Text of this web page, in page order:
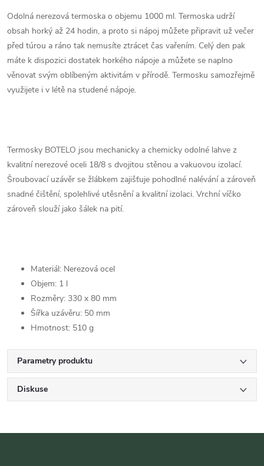
Odolná nerezová termoska o objemu 1000 ml. Termoska udrží
obsah horký až 24 hodin, a proto si nápoj můžete připravit už večer
před túrou a ráno tak nemusíte ztrácet čas vařením. Celý den pak
máte k dispozici dostatek horkého nápoje a můžete se naplno
věnovat svým oblíbeným aktivitám v přírodě. Termosku samozřejmě
využijete i v létě na studené nápoje.
Termosky BOTELO jsou mechanicky a chemicky odolné lahve z
kvalitní nerezové oceli 18/8 s dvojitou stěnou a vakuovou izolací.
Šroubovací uzávěr se žlábkem zajišťuje pohodlné nalévání a zároveň
snadné čištění, spolehlivé utěsnění a kvalitní izolaci. Vrchní víčko
zároveň slouží jako šálek na pití.
Materiál: Nerezová ocel
Objem: 1 l
Rozměry: 330 x 80 mm
Šířka uzávěru: 50 mm
Hmotnost: 510 g
Parametry produktu
Diskuse